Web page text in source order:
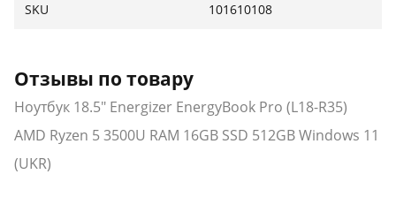
SKU 101610108
Отзывы по товару
Ноутбук 18.5" Energizer EnergyBook Pro (L18-R35)
AMD Ryzen 5 3500U RAM 16GB SSD 512GB Windows 11
(UKR)